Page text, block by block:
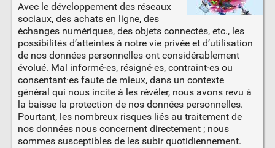
Avec le développement des réseaux
sociaux, des achats en ligne, des
échanges numériques, des objets connectés, etc., les
possibilités d’atteintes à notre vie privée et d’utilisation
de nos données personnelles ont considérablement
évolué. Mal informé·es, résigné·es, contraint·es ou
consentant·es faute de mieux, dans un contexte
général qui nous incite à les révéler, nous avons revu à
la baisse la protection de nos données personnelles.
Pourtant, les nombreux risques liés au traitement de
nos données nous concernent directement ; nous
sommes susceptibles de les subir quotidiennement.